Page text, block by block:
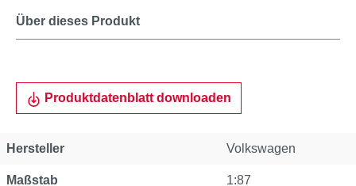
Über dieses Produkt
Produktdatenblatt downloaden
Hersteller Volkswagen
Maßstab 1:87